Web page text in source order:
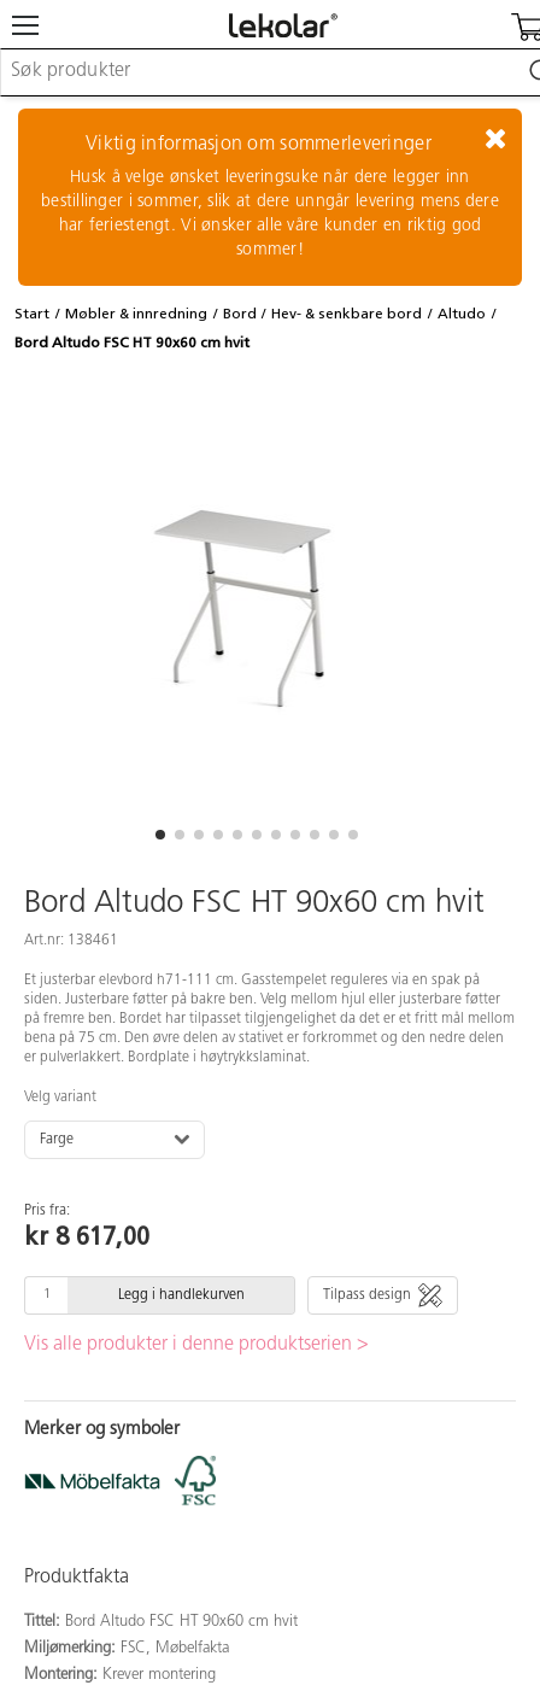
Lekeplassutstyr & utemiljø
Kunst & håndverk
Leker & sykler
Pedagogisk materiell
Barnevogner & småbarnsutstyr
Logge inn / registrere meg
Viktig informasjon om sommerleveringer
Husk å velge ønsket leveringsuke når dere legger inn
bestillinger i sommer, slik at dere unngår levering mens dere
har feriestengt. Vi ønsker alle våre kunder en riktig god
sommer!
Start Møbler & innredning Bord Hev- & senkbare bord
Altudo
Bord Altudo FSC HT 90x60 cm hvit
Bord Altudo FSC HT 90x60 cm hvit
Art.nr: 138461
Et justerbar elevbord h71-111 cm. Gasstempelet reguleres via en spak på
siden. Justerbare føtter på bakre ben. Velg mellom hjul eller justerbare føtter
på fremre ben. Bordet har tilpasset tilgjengelighet da det er et fritt mål mellom
bena på 75 cm. Den øvre delen av stativet er forkrommet og den nedre delen
er pulverlakkert. Bordplate i høytrykkslaminat.
Velg variant
Farge
Pris fra:
kr 8 617,00
Legg i handlekurven Tilpass design
Vis alle produkter i denne produktserien >
Merker og symboler
Produktfakta
Tittel: Bord Altudo FSC HT 90x60 cm hvit
Miljømerking: FSC, Møbelfakta
Montering: Krever montering